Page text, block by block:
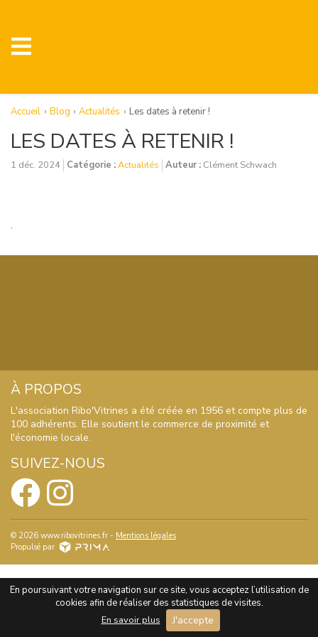
Accueil Blog Actualités Les dates à retenir !
LES DATES À RETENIR !
1 déc. 2024 Catégorie :Actualités Auteur : Clément Schwach
.
actualités et offres
À PROPOS
L'association Ribo'Vitrines a été créée en 1956 et compte plus de
100 adhérents. Elle soutient le commerce de proximité et
l'économie locale.
SUIVEZ-NOUS
© 2026 www.ribovitrines.fr - Mentions légales
Propulsé par
En poursuivant votre navigation sur ce site, vous acceptez l’utilisation de
cookies afin de réaliser des statistiques de visites.
En savoir plus
J'accepte